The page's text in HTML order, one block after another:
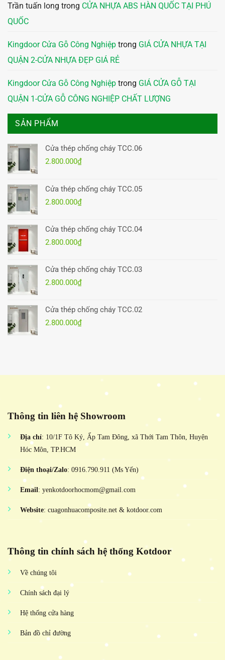
Trần tuấn long trong CỬA NHỰA ABS HÀN QUỐC TẠI PHÚ
QUỐC
Kingdoor Cửa Gỗ Công Nghiệp trong GIÁ CỬA NHỰA TẠI
QUẬN 2-CỬA NHỰA ĐẸP GIÁ RẺ
Kingdoor Cửa Gỗ Công Nghiệp trong GIÁ CỬA GỖ TẠI
QUẬN 1-CỬA GỖ CÔNG NGHIỆP CHẤT LƯỢNG
SẢN PHẨM
Cửa thép chống cháy TCC.06
2.800.000₫
Cửa thép chống cháy TCC.05
2.800.000₫
Cửa thép chống cháy TCC.04
2.800.000₫
Cửa thép chống cháy TCC.03
2.800.000₫
Cửa thép chống cháy TCC.02
2.800.000₫
Thông tin liên hệ Showroom
Địa chỉ: 10/1F Tô Ký, Ấp Tam Đông, xã Thới Tam Thôn, Huyện
Hóc Môn, TP.HCM
Điện thoại/Zalo: 0916.790.911 (Ms Yến)
Email: yenkotdoorhocmom@gmail.com
Website: cuagonhuacomposite.net & kotdoor.com
Thông tin chính sách hệ thống Kotdoor
Về chúng tôi
Chính sách đại lý
Hệ thống cửa hàng
Bản đồ chỉ đường